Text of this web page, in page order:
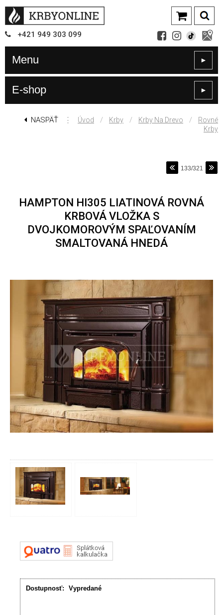
+421 949 303 099
Menu ►
E-shop ►
NASPÄŤ ⋮ Úvod / Krby / Krby Na Drevo /
Rovné
Krby
133/321
HAMPTON HI305 LIATINOVÁ ROVNÁ
KRBOVÁ VLOŽKA S
DVOJKOMOROVÝM SPAĽOVANÍM
SMALTOVANÁ HNEDÁ
Dostupnosť: Vypredané